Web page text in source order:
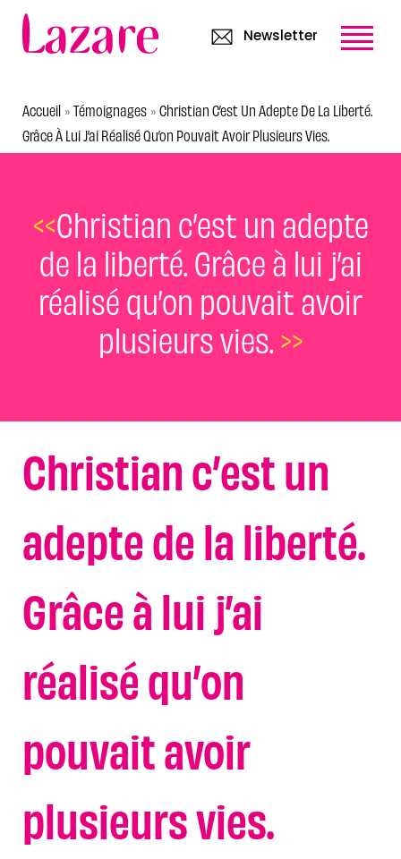
Newsletter
Accueil » Témoignages » Christian C’est Un Adepte De La Liberté.
Grâce À Lui J’ai Réalisé Qu’on Pouvait Avoir Plusieurs Vies.
<<Christian c’est un adepte
de la liberté. Grâce à lui j’ai
réalisé qu’on pouvait avoir
plusieurs vies.>>
Christian c’est un
adepte de la liberté.
Grâce à lui j’ai
réalisé qu’on
pouvait avoir
plusieurs vies.